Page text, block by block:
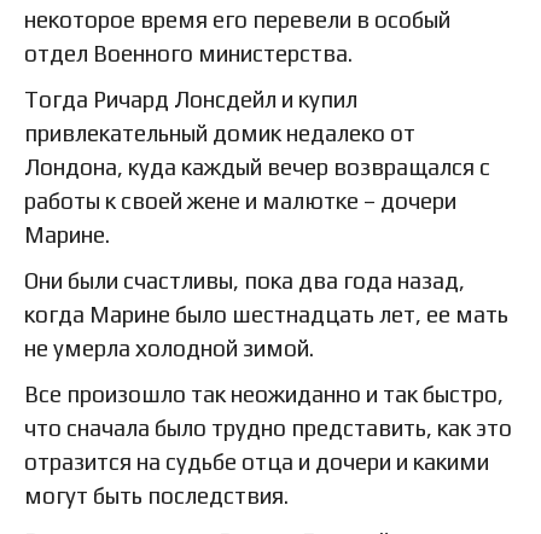
некоторое время его перевели в особый
отдел Военного министерства.
Тогда Ричард Лонсдейл и купил
привлекательный домик недалеко от
Лондона, куда каждый вечер возвращался с
работы к своей жене и малютке – дочери
Марине.
Они были счастливы, пока два года назад,
когда Марине было шестнадцать лет, ее мать
не умерла холодной зимой.
Все произошло так неожиданно и так быстро,
что сначала было трудно представить, как это
отразится на судьбе отца и дочери и какими
могут быть последствия.